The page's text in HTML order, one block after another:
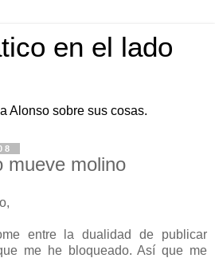
en el lado
Alonso sobre sus cosas.
mueve molino
entre la dualidad de publicar
me he bloqueado. Así que me